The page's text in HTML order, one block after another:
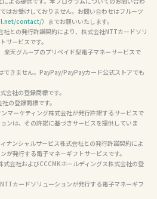
はお受けしておりません。お問い合わせはフルーツ
contact/）までお願いいたします。
社との発行許諾契約により、株式会社NTTカードソリ
サービスです。
楽天グループのプリペイド型電子マネーサービスで
できません。PayPay/PayPayカード公式ストアでも
会社の登録商標です。
の登録商標です。
マーケティング株式会社が発行許諾するサービスで
ンは、その許諾に基づきサービスを提供していま
ナンシャルサービス株式会社との発行許諾契約によ
が発行する電子マネーギフトサービスです。
式会社およびCCCMKホールディングス株式会社の登
カードソリューションが発行する電子マネーギフ